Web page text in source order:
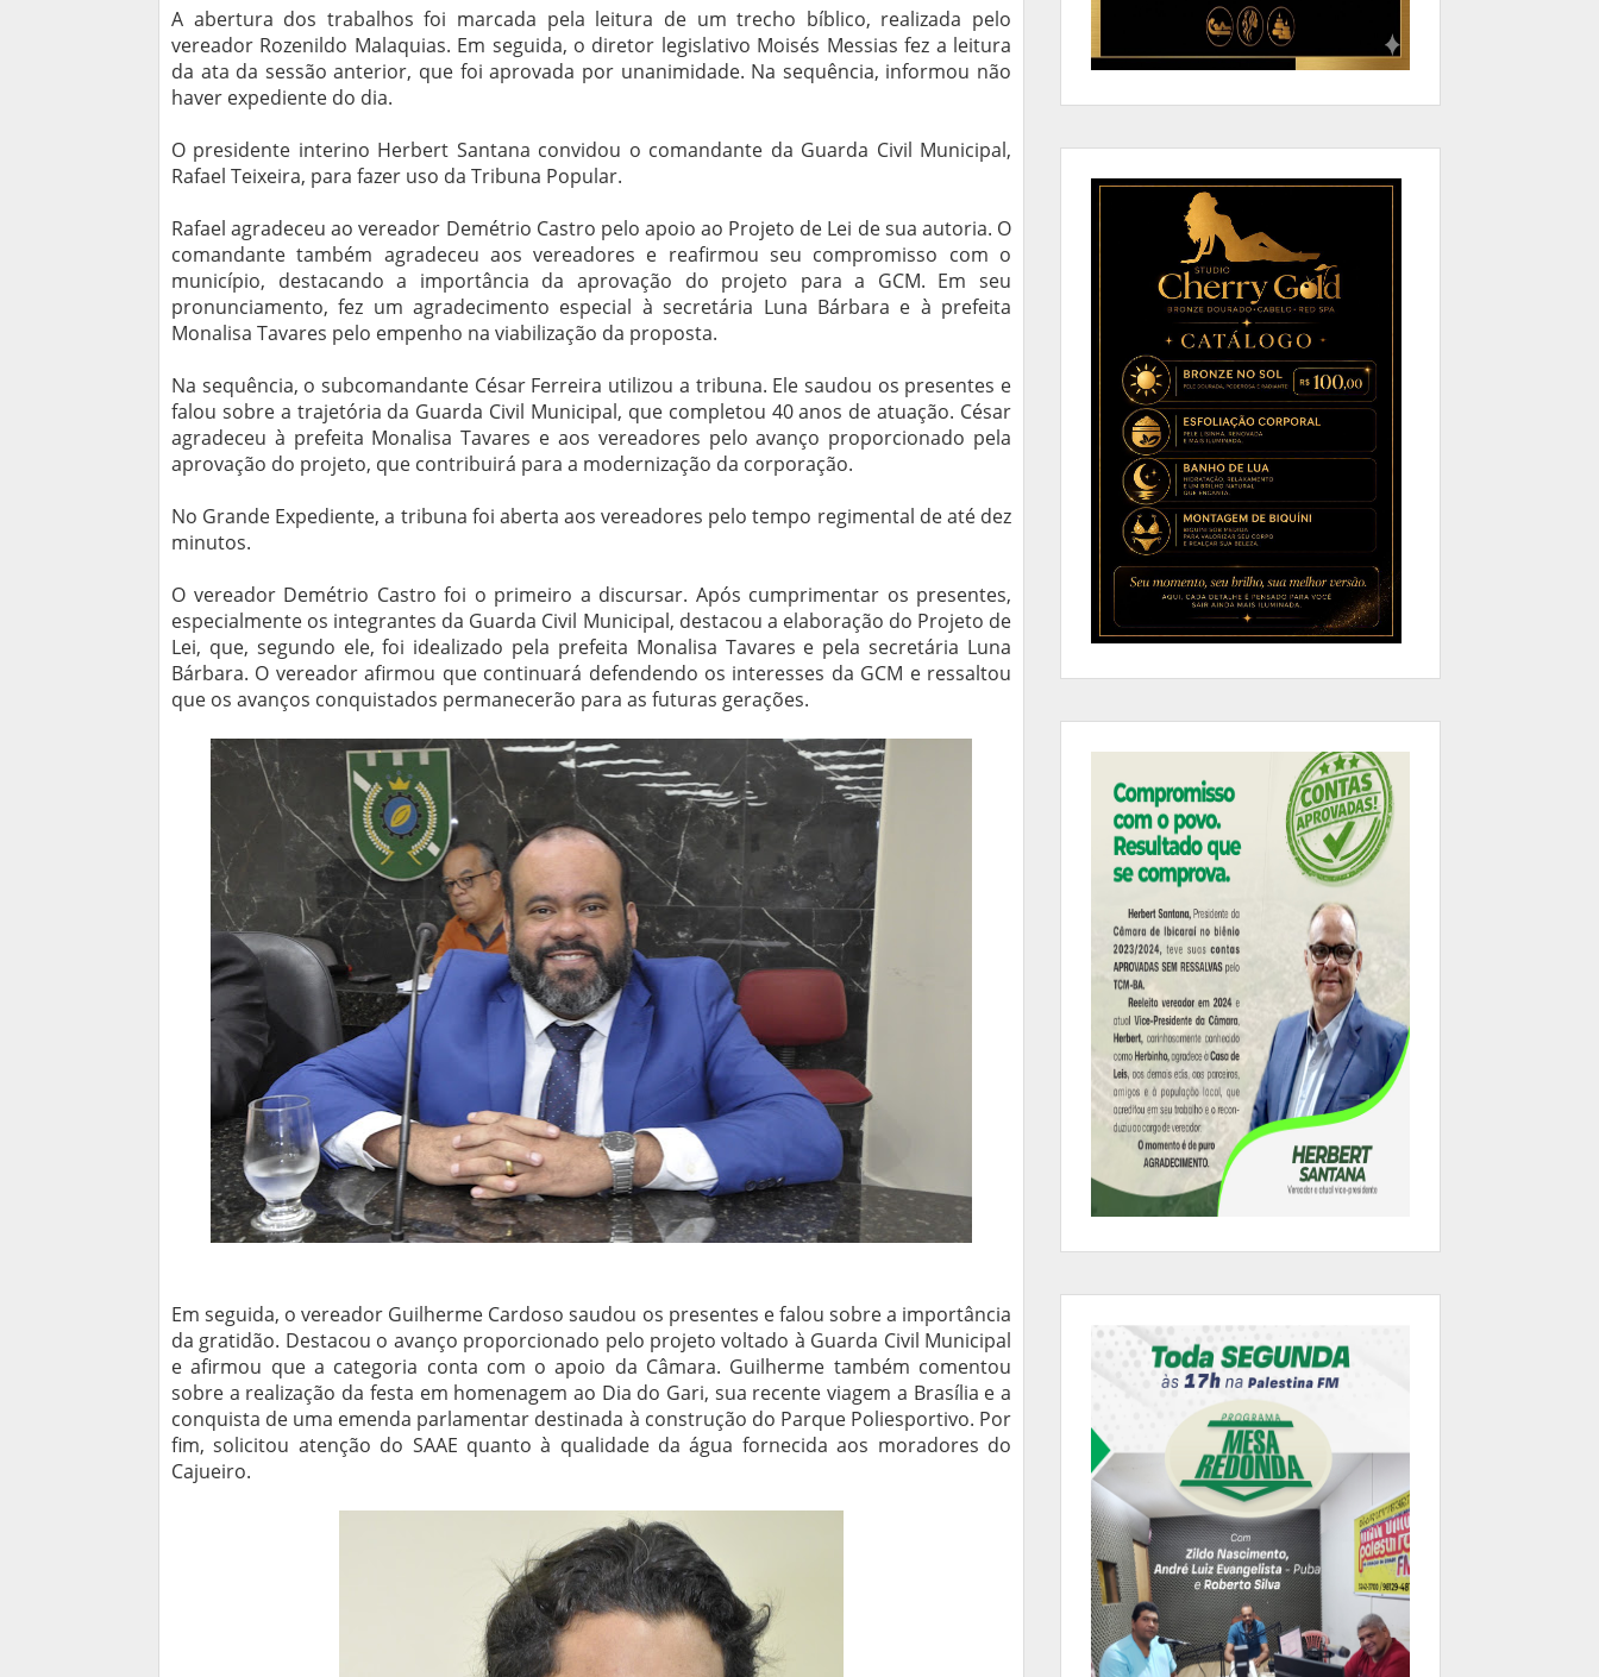
A abertura dos trabalhos foi marcada pela leitura de um trecho bíblico, realizada pelo
vereador Rozenildo Malaquias. Em seguida, o diretor legislativo Moisés Messias fez a leitura
da ata da sessão anterior, que foi aprovada por unanimidade. Na sequência, informou não
haver expediente do dia.
O presidente interino Herbert Santana convidou o comandante da Guarda Civil Municipal,
Rafael Teixeira, para fazer uso da Tribuna Popular.
Rafael agradeceu ao vereador Demétrio Castro pelo apoio ao Projeto de Lei de sua autoria. O
comandante também agradeceu aos vereadores e reafirmou seu compromisso com o
município, destacando a importância da aprovação do projeto para a GCM. Em seu
pronunciamento, fez um agradecimento especial à secretária Luna Bárbara e à prefeita
Monalisa Tavares pelo empenho na viabilização da proposta.
Na sequência, o subcomandante César Ferreira utilizou a tribuna. Ele saudou os presentes e
falou sobre a trajetória da Guarda Civil Municipal, que completou 40 anos de atuação. César
agradeceu à prefeita Monalisa Tavares e aos vereadores pelo avanço proporcionado pela
aprovação do projeto, que contribuirá para a modernização da corporação.
No Grande Expediente, a tribuna foi aberta aos vereadores pelo tempo regimental de até dez
minutos.
O vereador Demétrio Castro foi o primeiro a discursar. Após cumprimentar os presentes,
especialmente os integrantes da Guarda Civil Municipal, destacou a elaboração do Projeto de
Lei, que, segundo ele, foi idealizado pela prefeita Monalisa Tavares e pela secretária Luna
Bárbara. O vereador afirmou que continuará defendendo os interesses da GCM e ressaltou
que os avanços conquistados permanecerão para as futuras gerações.
Em seguida, o vereador Guilherme Cardoso saudou os presentes e falou sobre a importância
da gratidão. Destacou o avanço proporcionado pelo projeto voltado à Guarda Civil Municipal
e afirmou que a categoria conta com o apoio da Câmara. Guilherme também comentou
sobre a realização da festa em homenagem ao Dia do Gari, sua recente viagem a Brasília e a
conquista de uma emenda parlamentar destinada à construção do Parque Poliesportivo. Por
fim, solicitou atenção do SAAE quanto à qualidade da água fornecida aos moradores do
Cajueiro.